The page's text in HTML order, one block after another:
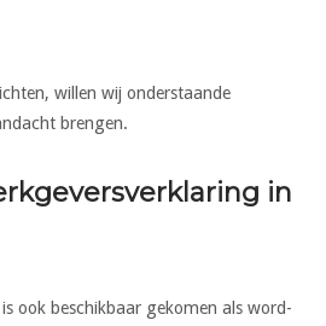
willen wij onderstaande
brengen.
in
ook beschikbaar gekomen als word-